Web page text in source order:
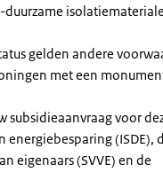
gelden andere
met een
subsidieaanvraag voor
energiebesparing (ISDE),
eigenaars (SVVE) en de